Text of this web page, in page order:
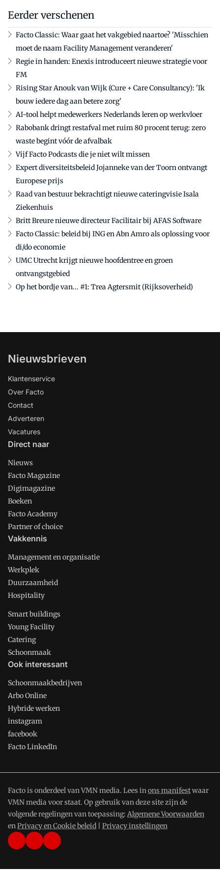
Eerder verschenen
Facto Classic: Waar gaat het vakgebied naartoe? 'Misschien
moet de naam Facility Management veranderen'
Regie in handen: Enexis introduceert nieuwe strategie voor
FM
Rising Star Anouk van Wijk (Cure + Care Consultancy): 'Ik
bouw iedere dag aan betere zorg'
AI-tool helpt medewerkers Nederlands leren op werkvloer
Rabobank dringt restafval met ruim 80 procent terug: zero
waste begint vóór de afvalbak
Vijf Facto Podcasts die je niet wilt missen
Expert diversiteitsbeleid Jojanneke van der Toorn ontvangt
Europese prijs
Raad van bestuur bekrachtigt nieuwe cateringvisie Isala
Ziekenhuis
Britt Breure nieuwe directeur Facilitair bij AFAS Software
Facto Classic: beleid bij ING en Abn Amro als oplossing voor
di/do economie
UMC Utrecht krijgt nieuwe hoofdentree en groen
ontvangstgebied
Op het bordje van... #1: Trea Agtersmit (Rijksoverheid)
Nieuwsbrieven
Klantenservice
Over Facto
Contact
Adverteren
Vacatures
Direct naar
Nieuws
Facto Magazine
Digimagazine
Boeken
Facto Academy
Partner of choice
Vakkennis
Management en organisatie
Werkplek
Duurzaamheid
Hospitality
Smart buildings
Young Facility
Catering
Schoonmaak
Ook interessant
Schoonmaakbedrijven
Arbo Online
Hybride werken
instagram
facebook
Facto LinkedIn
Facto is onderdeel van VMN media. Lees inons manifestwaar
VMN media voor staat. Op gebruik van deze site zijn de
volgende regelingen van toepassing: Algemene Voorwaarden
enPrivacy en Cookie beleid Privacy instellingen